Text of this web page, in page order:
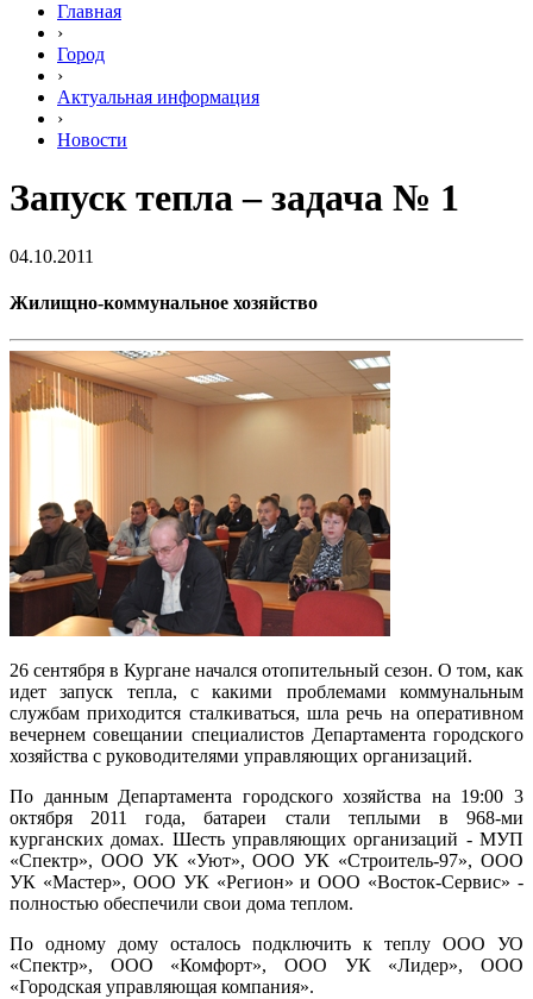
Главная
›
Город
›
Актуальная информация
›
Новости
Запуск тепла – задача № 1
04.10.2011
Жилищно-коммунальное хозяйство
26 сентября в Кургане начался отопительный сезон. О том, как
идет запуск тепла, с какими проблемами коммунальным
службам приходится сталкиваться, шла речь на оперативном
вечернем совещании специалистов Департамента городского
хозяйства с руководителями управляющих организаций.
По данным Департамента городского хозяйства на 19:00 3
октября 2011 года, батареи стали теплыми в 968-ми
курганских домах. Шесть управляющих организаций - МУП
«Спектр», ООО УК «Уют», ООО УК «Строитель-97», ООО
УК «Мастер», ООО УК «Регион» и ООО «Восток-Сервис» -
полностью обеспечили свои дома теплом.
По одному дому осталось подключить к теплу ООО УО
«Спектр», ООО «Комфорт», ООО УК «Лидер», ООО
«Городская управляющая компания».